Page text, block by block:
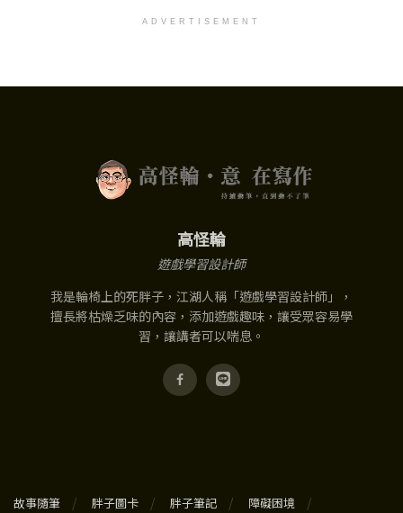
ADVERTISEMENT
高怪輪
遊戲學習設計師
我是輪椅上的死胖子，江湖人稱「遊戲學習設計師」，
擅長將枯燥乏味的內容，添加遊戲趣味，讓受眾容易學
習，讓講者可以喘息。
故事隨筆 胖子圖卡 胖子筆記 障礙困境